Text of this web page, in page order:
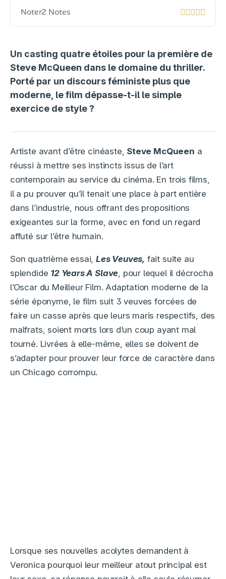
Un casting quatre étoiles pour la première de
Steve McQueen dans le domaine du thriller.
Porté par un discours féministe plus que
moderne, le film dépasse-t-il le simple
exercice de style ?
Artiste avant d’être cinéaste, Steve McQueen a
réussi à mettre ses instincts issus de l’art
contemporain au service du cinéma. En trois films,
il a pu prouver qu’il tenait une place à part entière
dans l’industrie, nous offrant des propositions
exigeantes sur la forme, avec en fond un regard
affuté sur l’être humain.
Son quatrième essai,Les Veuves, fait suite au
splendide 12 Years A Slave, pour lequel il décrocha
l’Oscar du Meilleur Film. Adaptation moderne de la
série éponyme, le film suit 3 veuves forcées de
faire un casse après que leurs maris respectifs, des
malfrats, soient morts lors d’un coup ayant mal
tourné. Livrées à elle-même, elles se doivent de
s’adapter pour prouver leur force de caractère dans
un Chicago corrompu.
Lorsque ses nouvelles acolytes demandent à
Veronica pourquoi leur meilleur atout principal est
Noter2 Notes